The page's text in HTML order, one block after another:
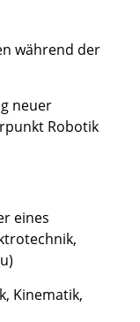
während der
neuer
Robotik
eines
Kinematik,